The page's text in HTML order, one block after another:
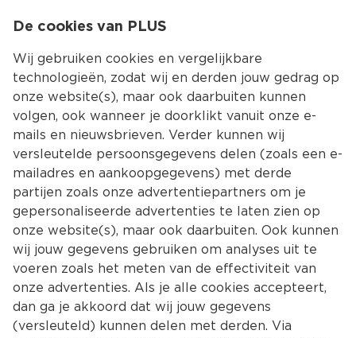
Kies jouw
De cookies van PLUS
Wij gebruiken cookies en vergelijkbare
technologieën, zodat wij en derden jouw gedrag op
onze website(s), maar ook daarbuiten kunnen
volgen, ook wanneer je doorklikt vanuit onze e-
mails en nieuwsbrieven. Verder kunnen wij
versleutelde persoonsgegevens delen (zoals een e-
mailadres en aankoopgegevens) met derde
partijen zoals onze advertentiepartners om je
gepersonaliseerde advertenties te laten zien op
onze website(s), maar ook daarbuiten. Ook kunnen
wij jouw gegevens gebruiken om analyses uit te
voeren zoals het meten van de effectiviteit van
onze advertenties. Als je alle cookies accepteert,
dan ga je akkoord dat wij jouw gegevens
(versleuteld) kunnen delen met derden. Via